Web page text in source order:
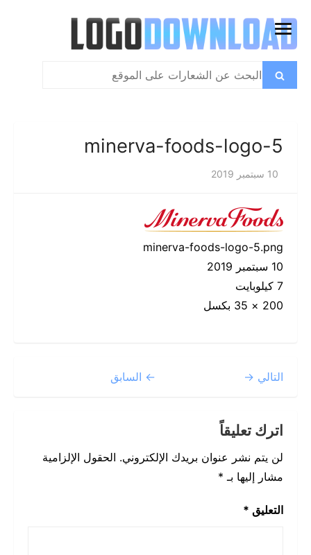
إلى
المحتوى
فتح
بحث
عن:
بحث
minerva-foods-logo-5
10 سبتمبر 2019
minerva-foods-logo-5.png
10 سبتمبر 2019
7 كيلوبايت
200 × 35 بكسل
← السابق التالي →
اترك تعليقاً
لن يتم نشر عنوان بريدك الإلكتروني. الحقول الإلزامية
مشار إليها بـ *
التعليق *